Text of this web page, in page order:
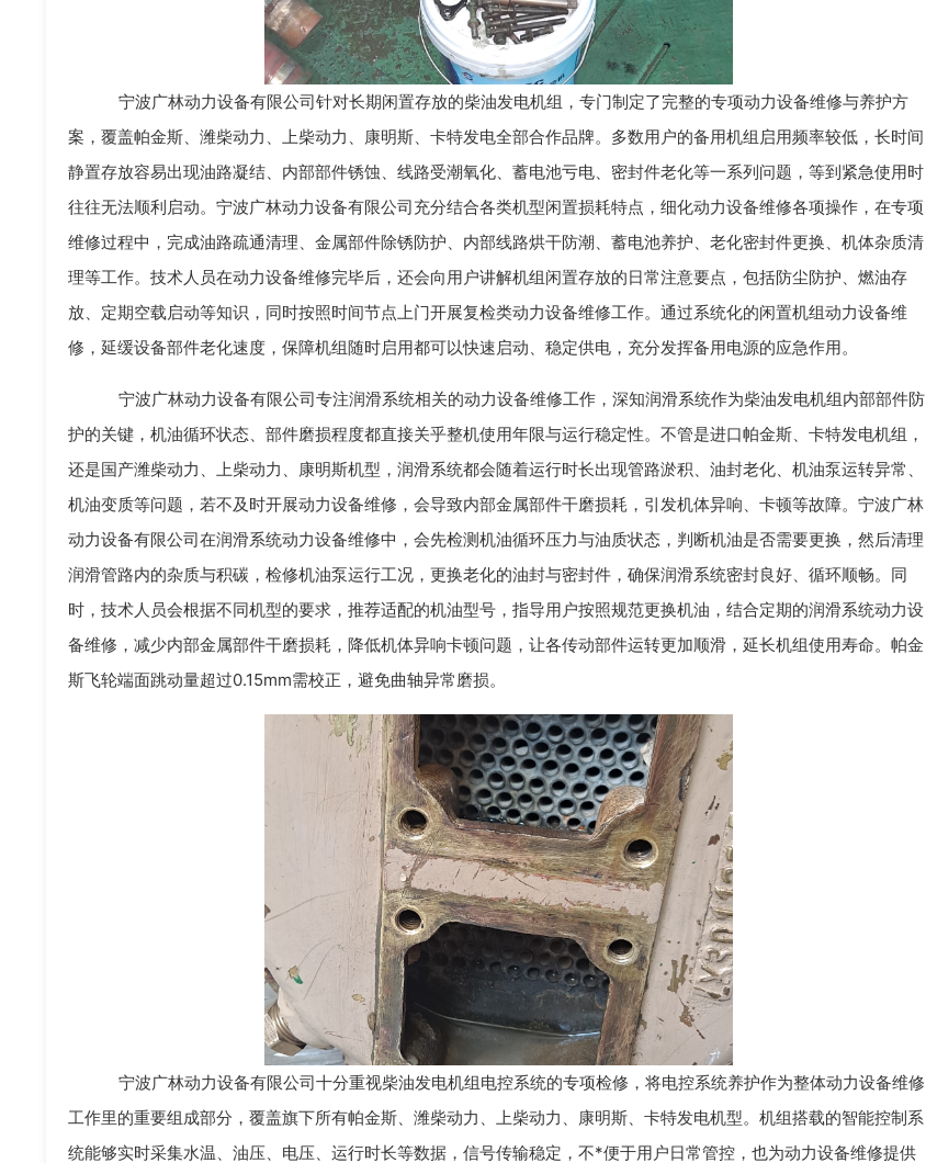
宁波广林动力设备有限公司针对长期闲置存放的柴油发电机组，专门制定了完整的专项动力设备维修与养护方
案，覆盖帕金斯、潍柴动力、上柴动力、康明斯、卡特发电全部合作品牌。多数用户的备用机组启用频率较低，长时间
静置存放容易出现油路凝结、内部部件锈蚀、线路受潮氧化、蓄电池亏电、密封件老化等一系列问题，等到紧急使用时
往往无法顺利启动。宁波广林动力设备有限公司充分结合各类机型闲置损耗特点，细化动力设备维修各项操作，在专项
维修过程中，完成油路疏通清理、金属部件除锈防护、内部线路烘干防潮、蓄电池养护、老化密封件更换、机体杂质清
理等工作。技术人员在动力设备维修完毕后，还会向用户讲解机组闲置存放的日常注意要点，包括防尘防护、燃油存
放、定期空载启动等知识，同时按照时间节点上门开展复检类动力设备维修工作。通过系统化的闲置机组动力设备维
修，延缓设备部件老化速度，保障机组随时启用都可以快速启动、稳定供电，充分发挥备用电源的应急作用。
宁波广林动力设备有限公司专注润滑系统相关的动力设备维修工作，深知润滑系统作为柴油发电机组内部部件防
护的关键，机油循环状态、部件磨损程度都直接关乎整机使用年限与运行稳定性。不管是进口帕金斯、卡特发电机组，
还是国产潍柴动力、上柴动力、康明斯机型，润滑系统都会随着运行时长出现管路淤积、油封老化、机油泵运转异常、
机油变质等问题，若不及时开展动力设备维修，会导致内部金属部件干磨损耗，引发机体异响、卡顿等故障。宁波广林
动力设备有限公司在润滑系统动力设备维修中，会先检测机油循环压力与油质状态，判断机油是否需要更换，然后清理
润滑管路内的杂质与积碳，检修机油泵运行工况，更换老化的油封与密封件，确保润滑系统密封良好、循环顺畅。同
时，技术人员会根据不同机型的要求，推荐适配的机油型号，指导用户按照规范更换机油，结合定期的润滑系统动力设
备维修，减少内部金属部件干磨损耗，降低机体异响卡顿问题，让各传动部件运转更加顺滑，延长机组使用寿命。帕金
斯飞轮端面跳动量超过0.15mm需校正，避免曲轴异常磨损。
宁波广林动力设备有限公司十分重视柴油发电机组电控系统的专项检修，将电控系统养护作为整体动力设备维修
工作里的重要组成部分，覆盖旗下所有帕金斯、潍柴动力、上柴动力、康明斯、卡特发电机型。机组搭载的智能控制系
统能够实时采集水温、油压、电压、运行时长等数据，信号传输稳定，不*便于用户日常管控，也为动力设备维修提供